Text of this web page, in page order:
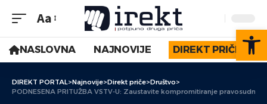
Aa
NASLOVNA NAJNOVIJE DIREKT PRIČE
DIREKT PORTAL>Najnovije>Direkt priče>Društvo>
PODNESENA PRITUŽBA VSTV-U: Zaustavite kompromitiranje pravosudnog